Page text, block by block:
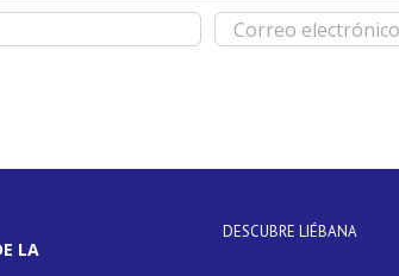
LA
DESCUBRE LIÉBANA